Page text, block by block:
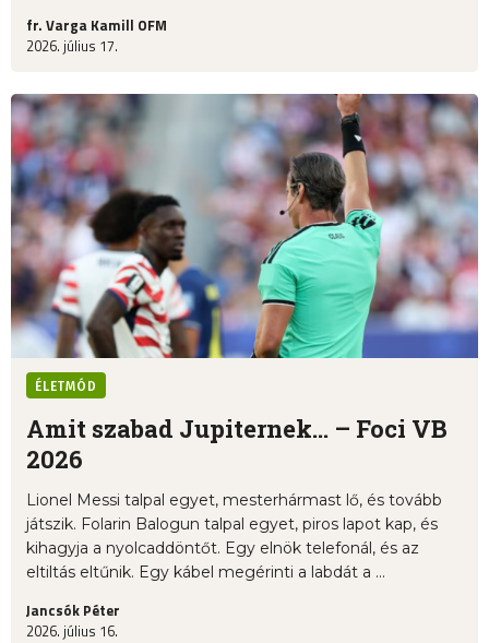
fr. Varga Kamill OFM
2026. július 17.
ÉLETMÓD
Amit szabad Jupiternek... – Foci VB
2026
Lionel Messi talpal egyet, mesterhármast lő, és tovább
játszik. Folarin Balogun talpal egyet, piros lapot kap, és
kihagyja a nyolcaddöntőt. Egy elnök telefonál, és az
eltiltás eltűnik. Egy kábel megérinti a labdát a ...
Jancsók Péter
2026. július 16.